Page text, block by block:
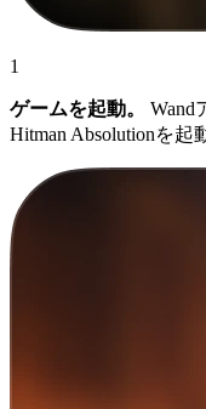
1
ゲームを起動。
Wand
Hitman Absolutionを起